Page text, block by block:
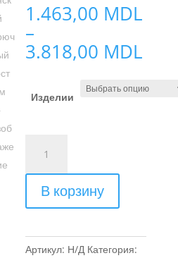
1.463,00 MDL
–
3.818,00 MDL
–
Изделии
товара
Женский
брючный
костюм
В корзину
Артикул: Н/Д Категория: